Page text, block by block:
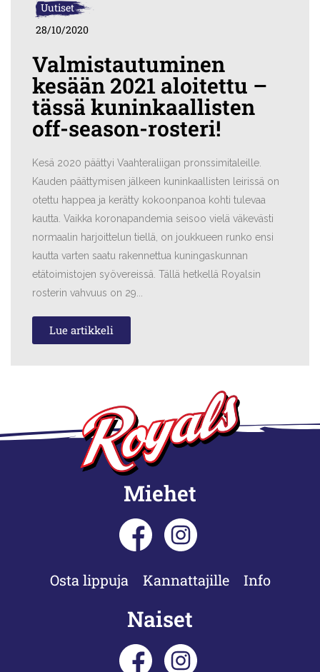
Uutiset
28/10/2020
Valmistautuminen
kesään 2021 aloitettu –
tässä kuninkaallisten
off-season-rosteri!
Kesä 2020 päättyi Vaahteraliigan pronssimitaleille.
Kauden päättymisen jälkeen kuninkaallisten leirissä on
otettu happea ja kerätty kokoonpanoa kohti tulevaa
kautta. Vaikka koronapandemia seisoo vielä väkevästi
normaalin harjoittelun tiellä, on joukkueen runko ensi
kautta varten saatu rakennettua kuningaskunnan
etätoimistojen syövereissä. Tällä hetkellä Royalsin
rosterin vahvuus on 29...
Lue artikkeli
Miehet
Osta lippuja Kannattajille Info
Naiset